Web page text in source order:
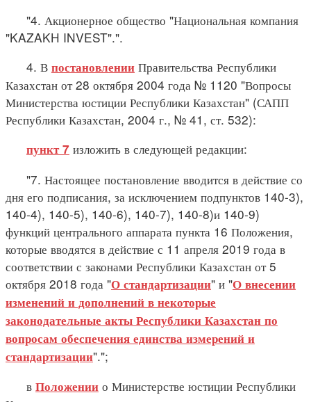
"4. Акционерное общество "Национальная компания
"KAZAKH INVEST".".
4. В постановлении Правительства Республики
Казахстан от 28 октября 2004 года № 1120 "Вопросы
Министерства юстиции Республики Казахстан" (САПП
Республики Казахстан, 2004 г., № 41, ст. 532):
пункт 7 изложить в следующей редакции:
"7. Настоящее постановление вводится в действие со
дня его подписания, за исключением подпунктов 140-3),
140-4), 140-5), 140-6), 140-7), 140-8)и 140-9)
функций центрального аппарата пункта 16 Положения,
которые вводятся в действие с 11 апреля 2019 года в
соответствии с законами Республики Казахстан от 5
октября 2018 года "О стандартизации" и "О внесении
изменений и дополнений в некоторые
законодательные акты Республики Казахстан по
вопросам обеспечения единства измерений и
стандартизации".";
в Положении о Министерстве юстиции Республики